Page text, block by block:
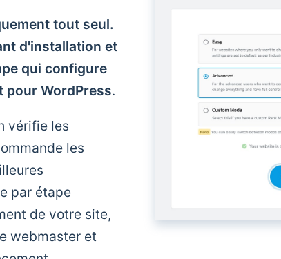
tout seul.
d'installation et
qui configure
pour WordPress.
vérifie les
les
par étape
de votre site,
webmaster et